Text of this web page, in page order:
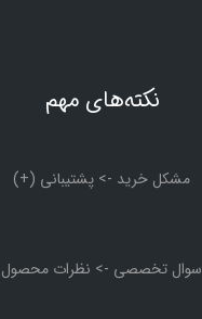
نکته‌های مهم
مشکل خرید -> پشتیبانی (+)
سوال تخصصی -> نظرات محصول